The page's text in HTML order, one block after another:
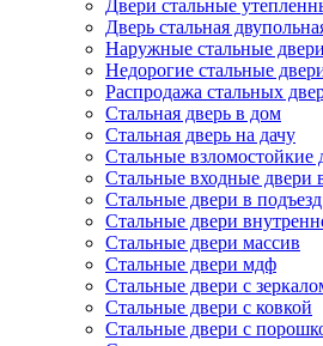
Двери стальные
Дверь стальная
Наружные стальные двери
Недорогие стальные
Распродажа стальных
Стальная дверь в дом
Стальная дверь на дачу
Стальные взломостойкие
Стальные входные двери
Стальные двери в подъезд
Стальные двери
Стальные двери массив
Стальные двери мдф
Стальные двери с
Стальные двери с ковкой
Стальные двери с